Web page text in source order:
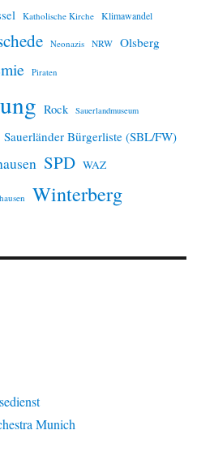
Katholische Kirche Klimawandel
Neonazis NRW Olsberg
Piraten
Rock Sauerlandmuseum
Sauerländer Bürgerliste (SBL/FW)
SPD WAZ
Winterberg
Munich